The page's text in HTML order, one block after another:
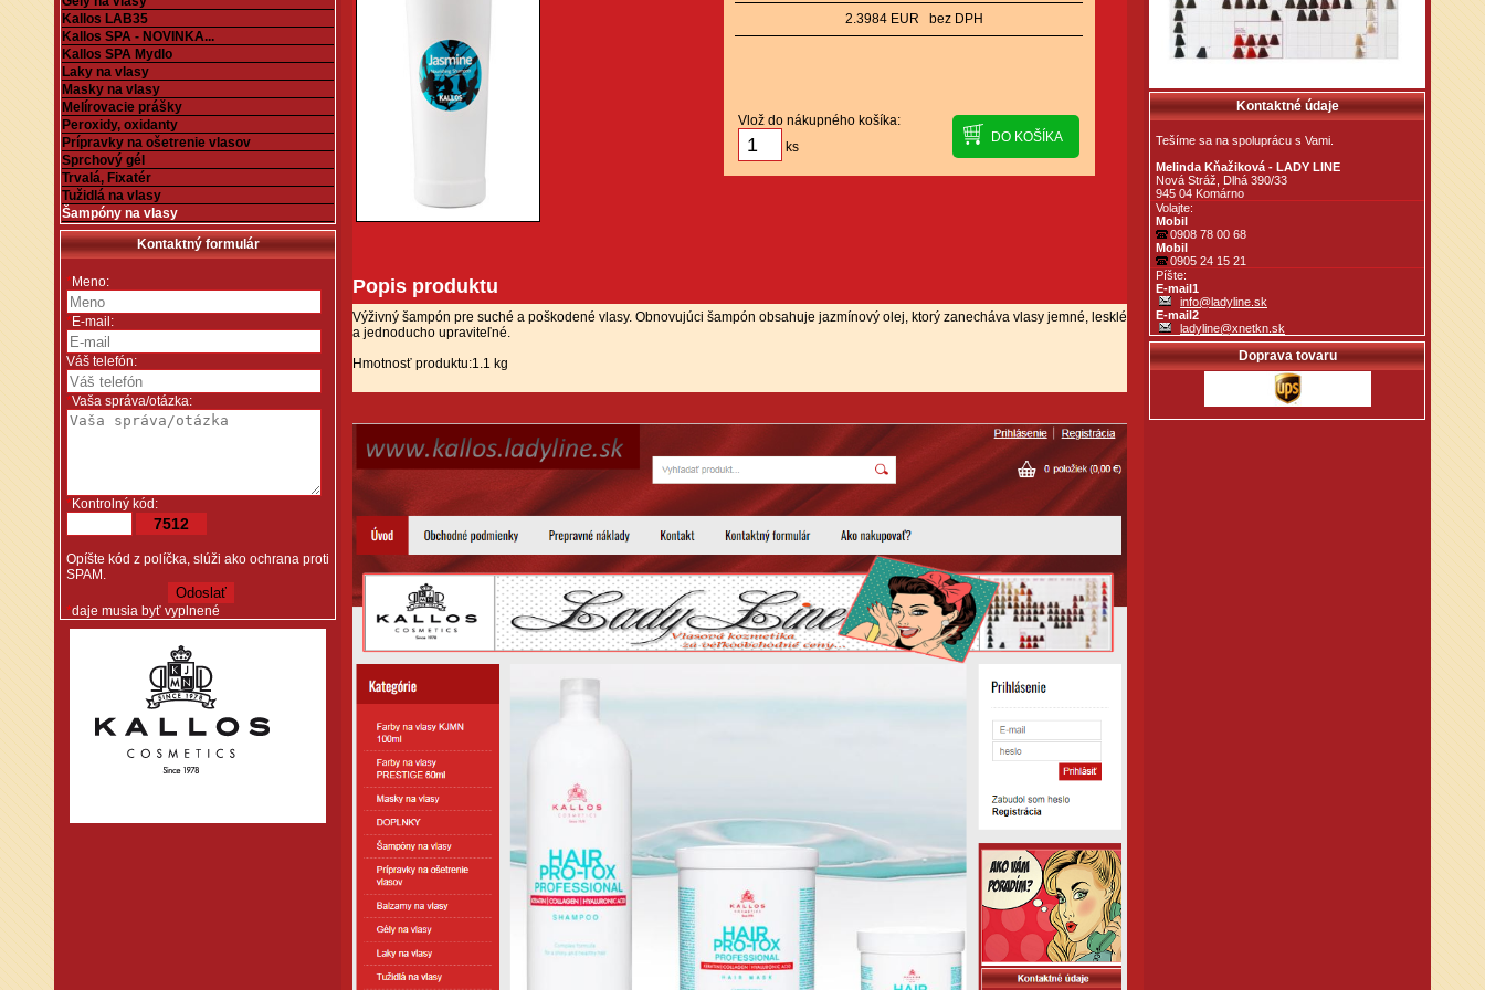
Kallos LAB35
Kallos SPA - NOVINKA...
Kallos SPA Mydlo
Laky na vlasy
Masky na vlasy
Melírovacie prášky
Peroxidy, oxidanty
Prípravky na ošetrenie vlasov
Sprchový gél
Trvalá, Fixatér
Tužidlá na vlasy
Šampóny na vlasy
Kontaktný formulár
*Meno:
*E-mail:
Váš telefón:
*Vaša správa/otázka:
*Kontrolný kód:
7512
Opíšte kód z políčka, slúži ako ochrana proti
SPAM.
*daje musia byť vyplnené
2.3984 EUR bez DPH
Vlož do nákupného košíka:
ks
Popis produktu
Výživný šampón pre suché a poškodené vlasy. Obnovujúci šampón obsahuje jazmínový olej, ktorý zanecháva vlasy jemné, lesklé
a jednoducho upraviteľné.
Hmotnosť produktu:1.1 kg
Kontaktné údaje
Tešíme sa na spoluprácu s Vami.
Melinda Kňažiková - LADY LINE
Nová Stráž, Dlhá 390/33
945 04 Komárno
Volajte:
Mobil
0908 78 00 68
Mobil
0905 24 15 21
Píšte:
E-mail1
info@ladyline.sk
E-mail2
ladyline@xnetkn.sk
Doprava tovaru